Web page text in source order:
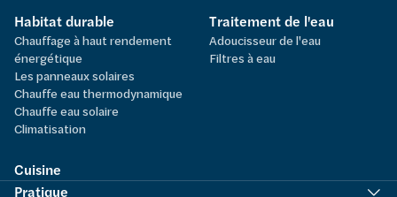
Habitat durable
Chauffage à haut rendement
énergétique
Les panneaux solaires
Chauffe eau thermodynamique
Chauffe eau solaire
Climatisation
Traitement de l'eau
Adoucisseur de l'eau
Filtres à eau
Cuisine
Pratique